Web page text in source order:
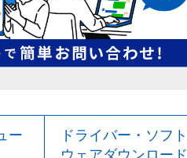
ー
ドライバー・ソフト
ウェアダウンロード